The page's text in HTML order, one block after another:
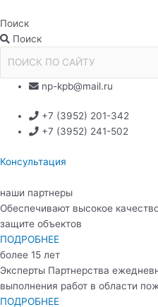
к
содержимому
Поиск
Поиск
np-kpb@mail.ru
+7 (3952) 201-342
+7 (3952) 241-502
Консультация
наши партнеры
Обеспечивают высокое
защите объектов
ПОДРОБНЕЕ
более 15 лет
Эксперты Партнерства
выполнения работ в области
ПОДРОБНЕЕ